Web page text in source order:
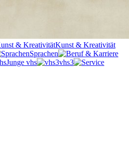
Kunst & Kreativität
Sprachen
Junge vhs
vhs3